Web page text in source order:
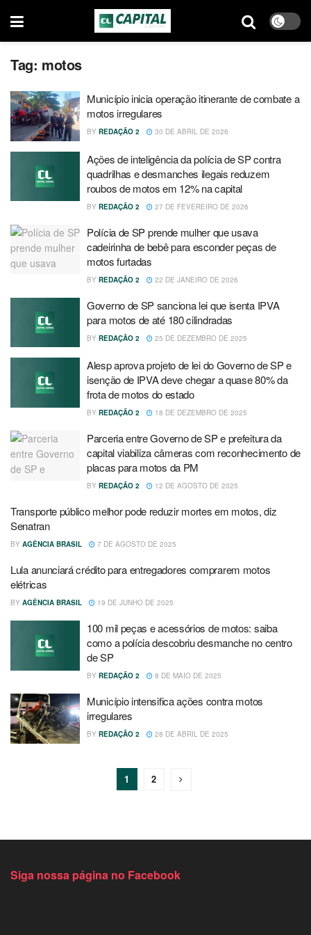
Tag: motos
Município inicia operação itinerante de combate a
motos irregulares
BY REDAÇÃO 2 30 DE ABRIL DE 2026
Ações de inteligência da polícia de SP contra
quadrilhas e desmanches ilegais reduzem
roubos de motos em 12% na capital
BY REDAÇÃO 2 27 DE FEVEREIRO DE 2026
Polícia de SP prende mulher que usava
cadeirinha de bebê para esconder peças de
motos furtadas
BY REDAÇÃO 2 22 DE JANEIRO DE 2026
Governo de SP sanciona lei que isenta IPVA
para motos de até 180 cilindradas
BY REDAÇÃO 2 25 DE DEZEMBRO DE 2025
Alesp aprova projeto de lei do Governo de SP e
isenção de IPVA deve chegar a quase 80% da
frota de motos do estado
BY REDAÇÃO 2 18 DE DEZEMBRO DE 2025
Parceria entre Governo de SP e prefeitura da
capital viabiliza câmeras com reconhecimento de
placas para motos da PM
BY REDAÇÃO 2 12 DE AGOSTO DE 2025
Transporte público melhor pode reduzir mortes em motos, diz
Senatran
BY AGÊNCIA BRASIL 7 DE AGOSTO DE 2025
Lula anunciará crédito para entregadores comprarem motos
elétricas
BY AGÊNCIA BRASIL 19 DE JUNHO DE 2025
100 mil peças e acessórios de motos: saiba
como a polícia descobriu desmanche no centro
de SP
BY REDAÇÃO 2 8 DE MAIO DE 2025
Município intensifica ações contra motos
irregulares
BY REDAÇÃO 2 28 DE ABRIL DE 2025
1 2
Siga nossa página no Facebook